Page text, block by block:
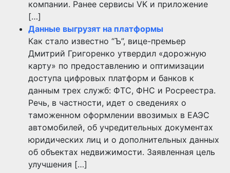
компании. Ранее сервисы VK и приложение
[…]
Данные выгрузят на платформы
Как стало известно “Ъ”, вице-премьер
Дмитрий Григоренко утвердил «дорожную
карту» по предоставлению и оптимизации
доступа цифровых платформ и банков к
данным трех служб: ФТС, ФНС и Росреестра.
Речь, в частности, идет о сведениях о
таможенном оформлении ввозимых в ЕАЭС
автомобилей, об учредительных документах
юридических лиц и о дополнительных данных
об объектах недвижимости. Заявленная цель
улучшения […]